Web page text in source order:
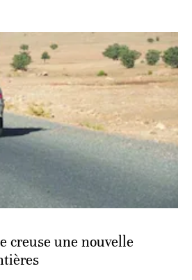
creuse une nouvelle